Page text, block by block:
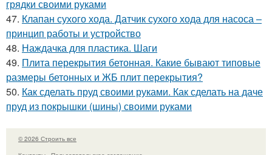
грядки своими руками
47. Клапан сухого хода. Датчик сухого хода для насоса –
принцип работы и устройство
48. Наждачка для пластика. Шаги
49. Плита перекрытия бетонная. Какие бывают типовые
размеры бетонных и ЖБ плит перекрытия?
50. Как сделать пруд своими руками. Как сделать на даче
пруд из покрышки (шины) своими руками
© 2026 Строить все